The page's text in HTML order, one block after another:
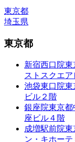
東京都
埼玉県
東京都
新宿西口院東
ストスクエ
池袋東口院東
ビル２階
銀座院東京都
座ビル４階
成増駅前院東
ン・キホーテ